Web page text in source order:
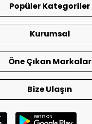
Popüler Kategoriler
Kurumsal
Öne Çıkan Markalar
Bize Ulaşın